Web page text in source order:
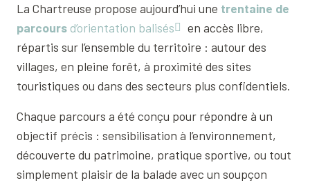
La Chartreuse propose aujourd’hui une trentaine de
parcours d’orientation balisés
en accès libre,
répartis sur l’ensemble du territoire : autour des
villages, en pleine forêt, à proximité des sites
touristiques ou dans des secteurs plus confidentiels.
Chaque parcours a été conçu pour répondre à un
objectif précis : sensibilisation à l’environnement,
découverte du patrimoine, pratique sportive, ou tout
simplement plaisir de la balade avec un soupçon